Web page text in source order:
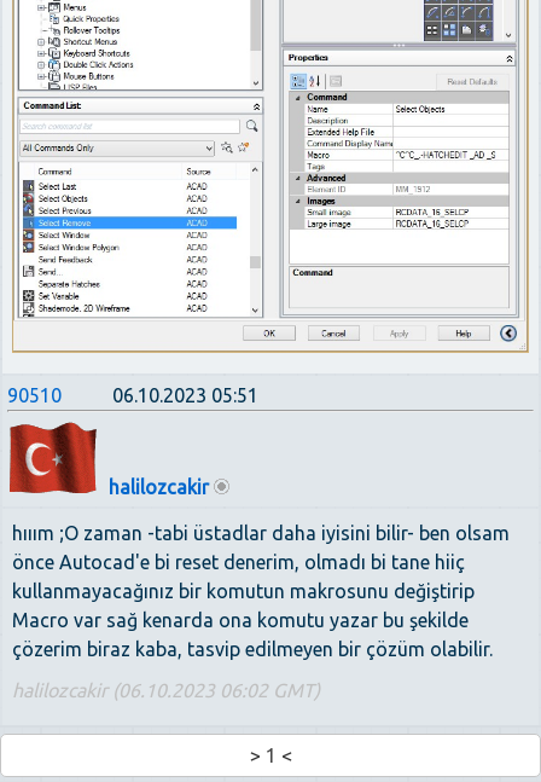
90510 06.10.2023 05:51
halilozcakir
hııım ;O zaman -tabi üstadlar daha iyisini bilir- ben olsam
önce Autocad'e bi reset denerim, olmadı bi tane hiiç
kullanmayacağınız bir komutun makrosunu değiştirip
Macro var sağ kenarda ona komutu yazar bu şekilde
çözerim biraz kaba, tasvip edilmeyen bir çözüm olabilir.
halilozcakir (06.10.2023 06:02 GMT)
> 1 <